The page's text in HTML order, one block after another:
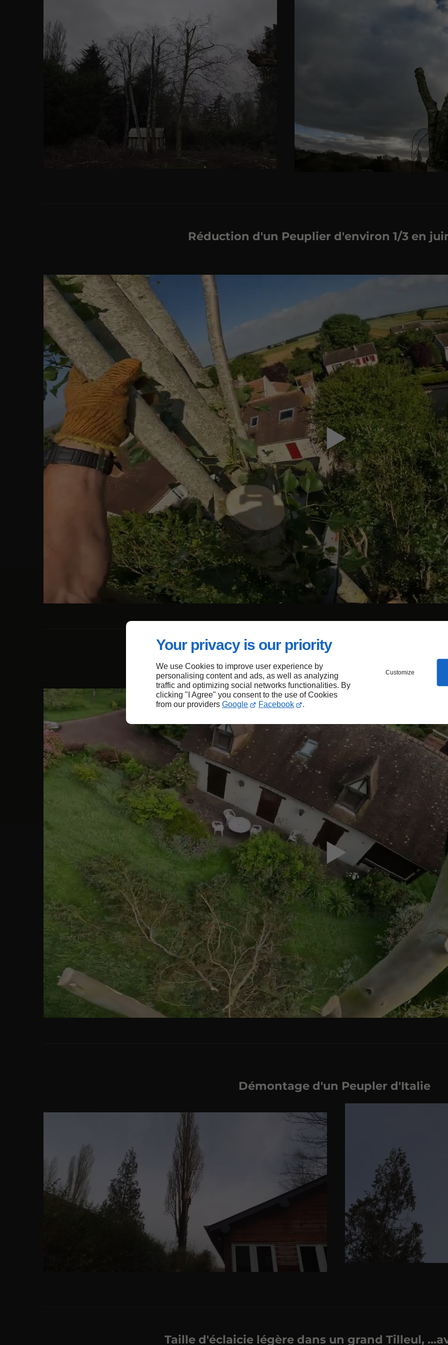
Your privacy is our priority
We use Cookies to improve user experience by
personalising content and ads, as well as analyzing
traffic and optimizing social networks functionalities. By
clicking "I Agree" you consent to the use of Cookies
from our providers Google Facebook .
Customize
Réduction d'un Peuplier d'environ 1/3 en
▶
Démontage d'un Eucalyptus en juillet
▶
Démontage d'un Peupler d'Italie
Taille d'éclaicie légère dans un grand Tilleul,